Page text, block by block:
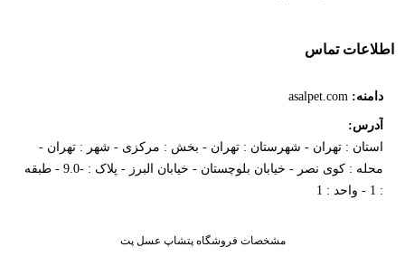
اطلاعات تماس
دامنه: asalpet.com
آدرس:
استان : تهران - شهرستان : تهران - بخش : مرکزی - شهر : تهران -
محله : کوی نصر - خیابان بلوچستان - خیابان البرز - پلاک : -9.0 - طبقه
: 1 - واحد : 1
مشخصات فروشگاه پتشاپ عسل پت